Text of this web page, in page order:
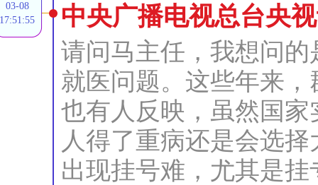
03-08
17:51:55
中央广播电视总台央
请问马主任，我想问
就医问题。这些年来
也有人反映，虽然国
人得了重病还是会选
出现挂号难，尤其是